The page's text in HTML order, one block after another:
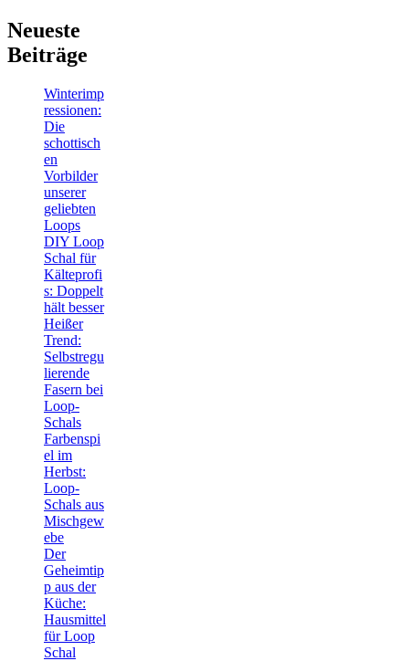
Neueste
Beiträge
Winterimp
ressionen:
Die
schottisch
en
Vorbilder
unserer
geliebten
Loops
DIY Loop
Schal für
Kälteprofi
s: Doppelt
hält besser
Heißer
Trend:
Selbstregu
lierende
Fasern bei
Loop-
Schals
Farbenspi
el im
Herbst:
Loop-
Schals aus
Mischgew
ebe
Der
Geheimtip
p aus der
Küche:
Hausmittel
für Loop
Schal